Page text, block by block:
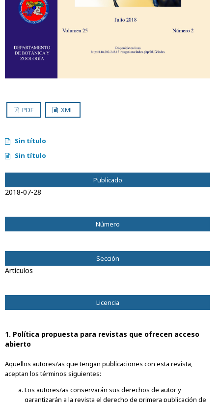
PDF XML
Sin título
Sin título
Publicado
2018-07-28
Número
Sección
Artículos
Licencia
1. Política propuesta para revistas que ofrecen acceso
abierto
Aquellos autores/as que tengan publicaciones con esta revista,
aceptan los términos siguientes:
Los autores/as conservarán sus derechos de autor y
garantizarán a la revista el derecho de primera publicación de